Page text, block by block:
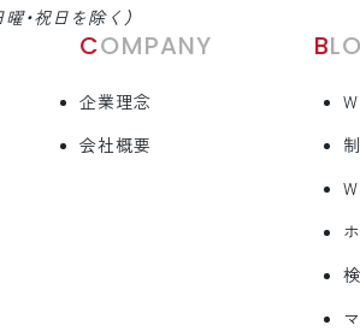
・祝日を除く）
COMPANY
企業理念
会社概要